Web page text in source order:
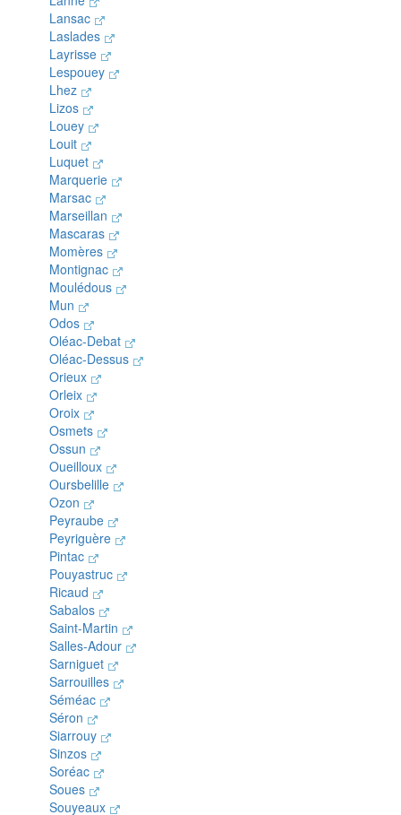
Lansac
Laslades
Layrisse
Lespouey
Lhez
Lizos
Louey
Louit
Luquet
Marquerie
Marsac
Marseillan
Mascaras
Momères
Montignac
Moulédous
Mun
Odos
Oléac-Debat
Oléac-Dessus
Orieux
Orleix
Oroix
Osmets
Ossun
Oueilloux
Oursbelille
Ozon
Peyraube
Peyriguère
Pintac
Pouyastruc
Ricaud
Sabalos
Saint-Martin
Salles-Adour
Sarniguet
Sarrouilles
Séméac
Séron
Siarrouy
Sinzos
Soréac
Soues
Souyeaux